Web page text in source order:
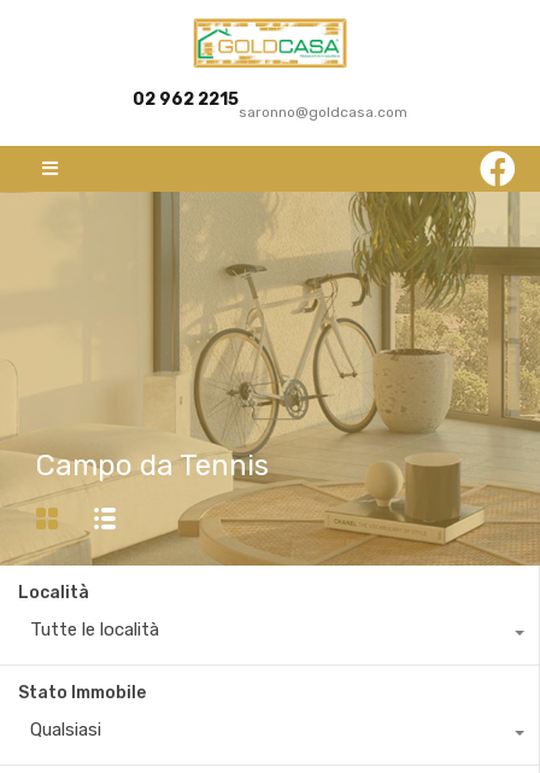
02 962 2215
saronno@goldcasa.com
Campo da Tennis
Località
Tutte le località
Stato Immobile
Qualsiasi